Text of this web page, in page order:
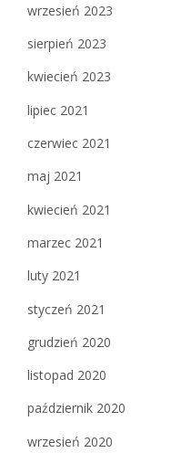
wrzesień 2023
sierpień 2023
kwiecień 2023
lipiec 2021
czerwiec 2021
maj 2021
kwiecień 2021
marzec 2021
luty 2021
styczeń 2021
grudzień 2020
listopad 2020
październik 2020
wrzesień 2020